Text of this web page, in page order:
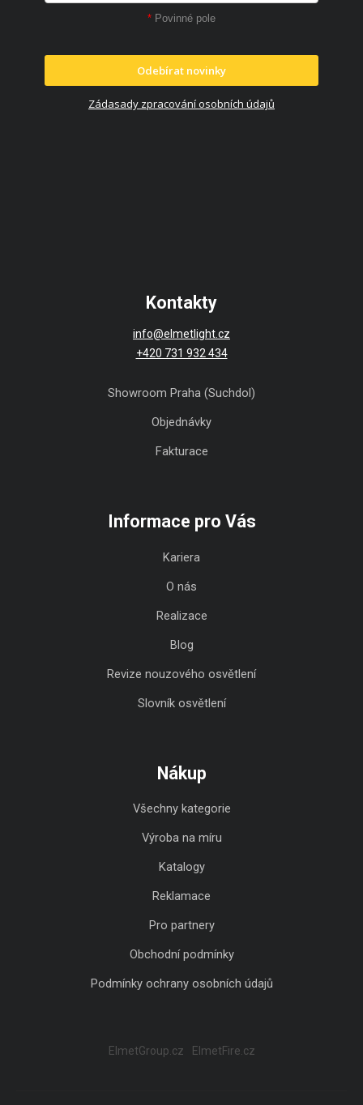
* Povinné pole
Odebírat novinky
Zádasady zpracování osobních údajů
Kontakty
info@elmetlight.cz
+420 731 932 434
Showroom Praha (Suchdol)
Objednávky
Fakturace
Informace pro Vás
Kariera
O nás
Realizace
Blog
Revize nouzového osvětlení
Slovník osvětlení
Nákup
Všechny kategorie
Výroba na míru
Katalogy
Reklamace
Pro partnery
Obchodní podmínky
Podmínky ochrany osobních údajů
ElmetGroup.cz ElmetFire.cz